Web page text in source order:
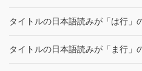
タイトルの日本語読みが「は行」
タイトルの日本語読みが「ま行」